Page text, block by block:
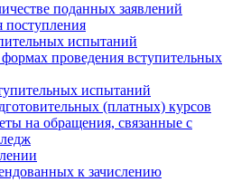
поданных заявлений
поступления
испытаний
проведения вступительных
испытаний
(платных) курсов
на обращения, связанные с
к зачислению